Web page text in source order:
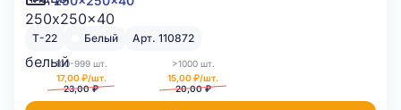
Т-22 Белый Арт. 110872
100-999 шт.
17,00 ₽/шт.
23,00 ₽
>1000 шт.
15,00 ₽/шт.
20,00 ₽